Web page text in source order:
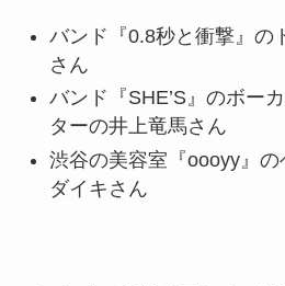
バンド『0.8秒と衝撃』の
さん
バンド『SHE’S』のボー
ターの井上竜馬さん
渋谷の美容室『oooyy』の
ダイキさん